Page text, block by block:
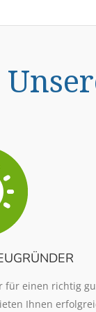
für einen richtig
Ihnen